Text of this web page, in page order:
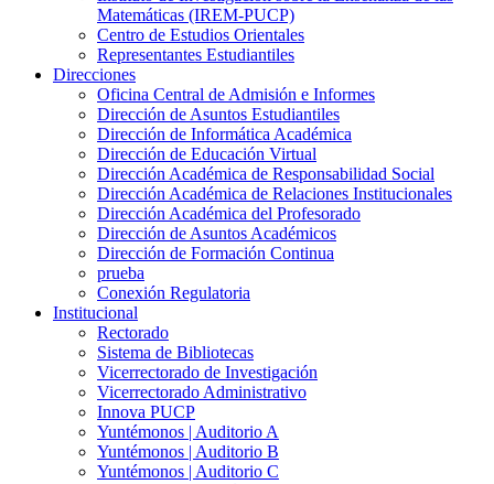
Matemáticas (IREM-PUCP)
Centro de Estudios Orientales
Representantes Estudiantiles
Direcciones
Oficina Central de Admisión e Informes
Dirección de Asuntos Estudiantiles
Dirección de Informática Académica
Dirección de Educación Virtual
Dirección Académica de Responsabilidad Social
Dirección Académica de Relaciones Institucionales
Dirección Académica del Profesorado
Dirección de Asuntos Académicos
Dirección de Formación Continua
prueba
Conexión Regulatoria
Institucional
Rectorado
Sistema de Bibliotecas
Vicerrectorado de Investigación
Vicerrectorado Administrativo
Innova PUCP
Yuntémonos | Auditorio A
Yuntémonos | Auditorio B
Yuntémonos | Auditorio C